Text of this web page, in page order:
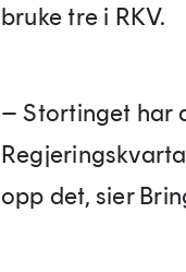
bruke tre i RKV.
– Stortinget har
opp det, sier